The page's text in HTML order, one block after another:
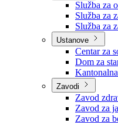
Službe
Služba za
Služba za
Služba za
Ustanove
Centar za
Dom za
Zavodi